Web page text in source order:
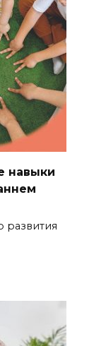
навыки
развития